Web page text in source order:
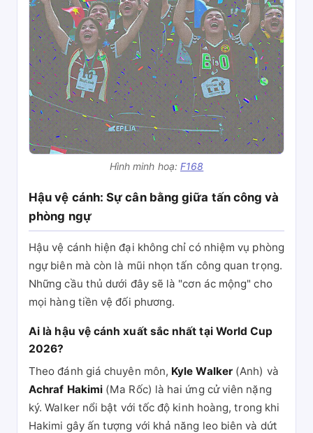
Hình minh hoạ: F168
Hậu vệ cánh: Sự cân bằng giữa tấn công và
phòng ngự
Hậu vệ cánh hiện đại không chỉ có nhiệm vụ phòng
ngự biên mà còn là mũi nhọn tấn công quan trọng.
Những cầu thủ dưới đây sẽ là "cơn ác mộng" cho
mọi hàng tiền vệ đối phương.
Ai là hậu vệ cánh xuất sắc nhất tại World Cup
2026?
Theo đánh giá chuyên môn, Kyle Walker(Anh) và
Achraf Hakimi (Ma Rốc) là hai ứng cử viên nặng
ký. Walker nổi bật với tốc độ kinh hoàng, trong khi
Hakimi gây ấn tượng với khả năng leo biên và dứt